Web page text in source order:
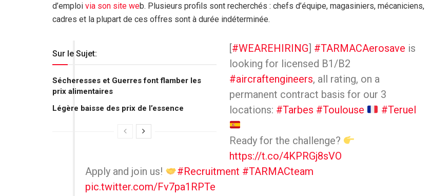
d’emploi via son site web. Plusieurs profils sont recherchés : chefs d’équipe, magasiniers, mécaniciens,
cadres et la plupart de ces offres sont à durée indéterminée.
Sur le Sujet:
Sécheresses et Guerres font flamber les
prix alimentaires
Légère baisse des prix de l’essence
[#WEAREHIRING] #TARMACAerosave is
looking for licensed B1/B2
#aircraftengineers, all rating, on a
permanent contract basis for our 3
locations: #Tarbes #Toulouse #Teruel
Ready for the challenge?
https://t.co/4KPRGj8sVO
Apply and join us!
#Recruitment #TARMACteam
pic.twitter.com/Fv7pa1RPTe